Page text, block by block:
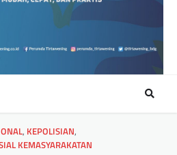
, KEPOLISIAN,
KEMASYARAKATAN